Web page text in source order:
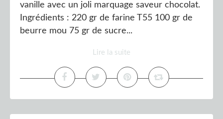
vanille avec un joli marquage saveur chocolat.
Ingrédients : 220 gr de farine T55 100 gr de
beurre mou 75 gr de sucre...
Lire la suite